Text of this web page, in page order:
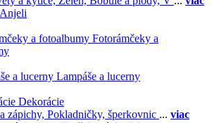
Anjeli
Fotorámčeky a
Lampáše a lucerny
Dekorácie
zápichy, Pokladničky, šperkovnic ... viac